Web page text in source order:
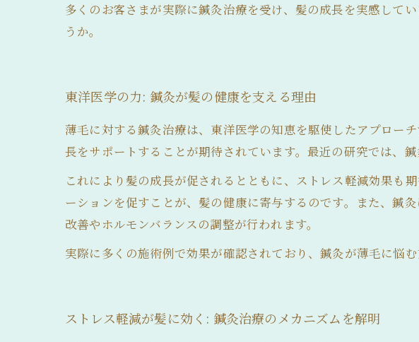
多くのお客さまが実際に鍼灸治療を受け、髪の成長を実感して
うか。
東洋医学の力: 鍼灸が髪の健康を支える理由
薄毛に対する鍼灸治療は、東洋医学の知恵を駆使したアプロー
長をサポートすることが期待されています。最近の研究では、
これにより髪の成長が促されるとともに、ストレス軽減効果も
ーションを促すことが、髪の健康に寄与するのです。また、鍼
改善やホルモンバランスの調整が行われます。
実際に多くの施術例で効果が確認されており、鍼灸が薄毛に悩
ストレス軽減が髪に効く: 鍼灸治療のメカニズムを解明